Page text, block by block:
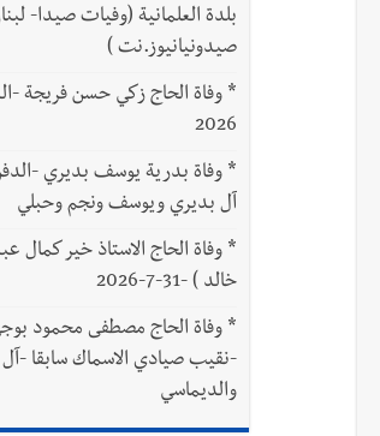
بلدة العلمانية (وفيات صيدا-
صيدونيانيوز.نت )
*
2026
*
آل بديري ويوسف ونجم وحبلي
* وفاة الحاج الاستاذ خير كمال
خالد ) -31-7-2026
*
-نقيب صيادي الاسماك سابقا -
والديماسي